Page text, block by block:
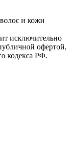
и кожи
исключительно
офертой,
кодекса РФ.